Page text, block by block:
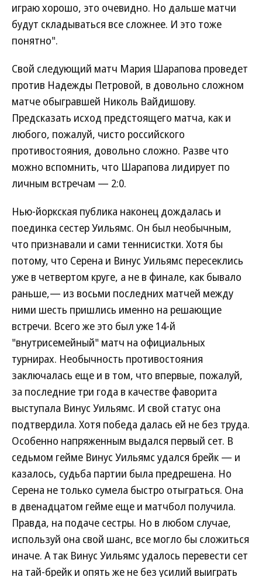
играю хорошо, это очевидно. Но дальше матчи
будут складываться все сложнее. И это тоже
понятно".
Свой следующий матч Мария Шарапова проведет
против Надежды Петровой, в довольно сложном
матче обыгравшей Николь Вайдишову.
Предсказать исход предстоящего матча, как и
любого, пожалуй, чисто российского
противостояния, довольно сложно. Разве что
можно вспомнить, что Шарапова лидирует по
личным встречам — 2:0.
Нью-йоркская публика наконец дождалась и
поединка сестер Уильямс. Он был необычным,
что признавали и сами теннисистки. Хотя бы
потому, что Серена и Винус Уильямс пересеклись
уже в четвертом круге, а не в финале, как бывало
раньше,— из восьми последних матчей между
ними шесть пришлись именно на решающие
встречи. Всего же это был уже 14-й
"внутрисемейный" матч на официальных
турнирах. Необычность противостояния
заключалась еще и в том, что впервые, пожалуй,
за последние три года в качестве фаворита
выступала Винус Уильямс. И свой статус она
подтвердила. Хотя победа далась ей не без труда.
Особенно напряженным выдался первый сет. В
седьмом гейме Винус Уильямс удался брейк — и
казалось, судьба партии была предрешена. Но
Серена не только сумела быстро отыграться. Она
в двенадцатом гейме еще и матчбол получила.
Правда, на подаче сестры. Но в любом случае,
используй она свой шанс, все могло бы сложиться
иначе. А так Винус Уильямс удалось перевести сет
на тай-брейк и опять же не без усилий выиграть